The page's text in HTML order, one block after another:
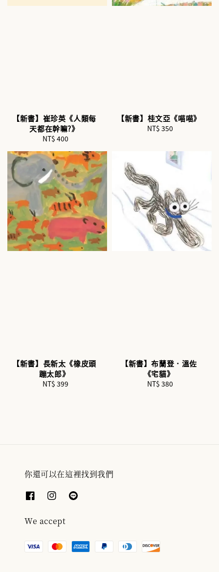
【新書】崔珍英《人類每
天都在幹嘛?》
Regular
price
NT$ 400
【新書】桂文亞《喵喵》
Regular
NT$ 350
【新書】長新太《橡皮頭
蹦太郎》
Regular
NT$ 399
【新書】布蘭登．溫佐
《宅貓》
Regular
NT$ 380
你還可以在這裡找到我們
We accept